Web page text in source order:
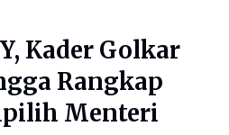
Kader Golkar
Rangkap
Menteri